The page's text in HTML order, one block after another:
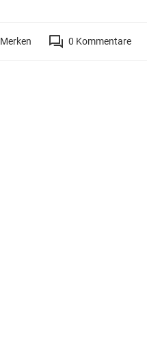
Merken 0 Kommentare